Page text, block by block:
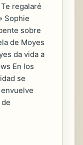
regalaré
Sophie
sobre
de Moyes
da vida a
En los
se